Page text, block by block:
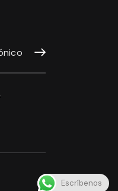
Suscríbase
.
Escríbenos